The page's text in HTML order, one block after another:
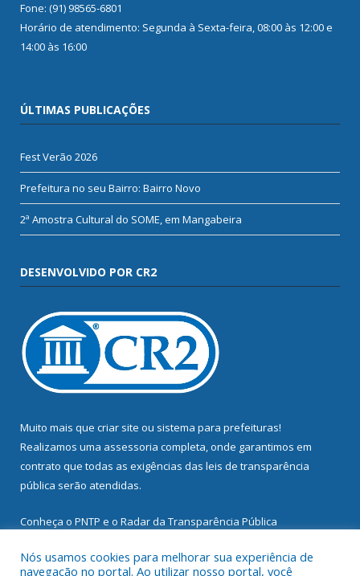
Fone: (91) 98565-6801
Horário de atendimento: Segunda à Sexta-feira, 08:00 às 12:00 e
14:00 às 16:00
ÚLTIMAS PUBLICAÇÕES
Fest Verão 2026
Prefeitura no seu Bairro: Bairro Novo
2ª Amostra Cultural do SOME, em Mangabeira
DESENVOLVIDO POR CR2
Muito mais que criar site ou sistema para prefeituras!
Realizamos uma assessoria completa, onde garantimos em
contrato que todas as exigências das leis de transparência
pública serão atendidas.
Conheça o PNTP e o Radar da Transparência Pública
Nós usamos cookies para melhorar sua experiência de
navegação no portal. Ao utilizar nosso portal, você